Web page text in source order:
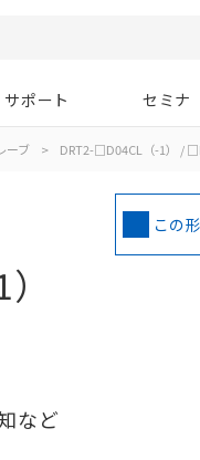
サポート セミナ
ーブ > DRT2-□D04CL（-1） /
など
この